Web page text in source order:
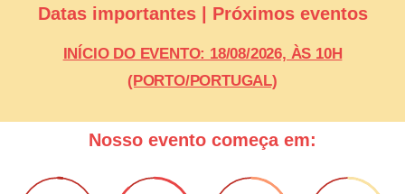
Datas importantes | Próximos eventos
INÍCIO DO EVENTO: 18/08/2026, ÀS 10H
(PORTO/PORTUGAL)
Nosso evento começa em: